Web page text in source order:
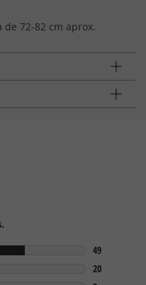
72-82 cm aprox.